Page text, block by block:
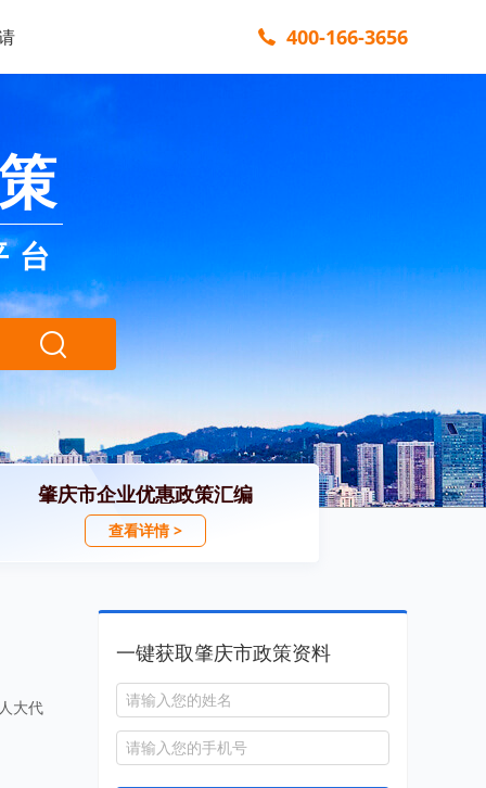
400-166-3656
台
肇庆市企业优惠政策汇编
查看详情 >
大代
一键获取肇庆市政策资料